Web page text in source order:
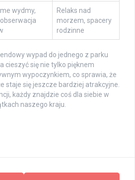
wydmy,
Relaks nad
morzem, spacery
rodzinne
wypad do jednego z parku
cieszyć się nie tylko pięknem
wypoczynkiem, co sprawia, że
staje się jeszcze bardziej atrakcyjne.
każdy znajdzie coś dla siebie w
naszego kraju.